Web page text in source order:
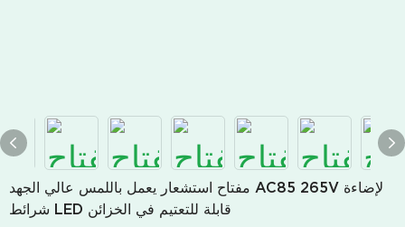
مفتاح استشعار يعمل باللمس عالي الجهد AC85 265V لإضاءة
شرائط LED قابلة للتعتيم في الخزائن